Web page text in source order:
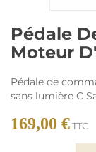
Pédale
Moteur
Pédale de
sans lumière C
169,00 €TTC